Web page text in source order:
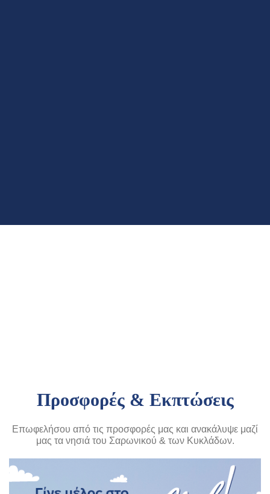
Προσφορές & Εκπτώσεις
Επωφελήσου από τις προσφορές μας και ανακάλυψε μαζί
μας τα νησιά του Σαρωνικού & των Κυκλάδων.